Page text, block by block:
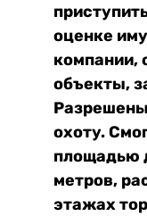
оценке
компании,
объекты,
охоту.
площадью
метров,
этажах